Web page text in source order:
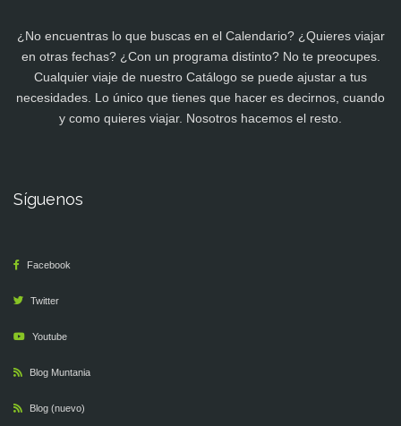
¿No encuentras lo que buscas en el Calendario? ¿Quieres viajar
en otras fechas? ¿Con un programa distinto? No te preocupes.
Cualquier viaje de nuestro Catálogo se puede ajustar a tus
necesidades. Lo único que tienes que hacer es decirnos, cuando
y como quieres viajar. Nosotros hacemos el resto.
Síguenos
Facebook
Twitter
Youtube
Blog Muntania
Blog (nuevo)